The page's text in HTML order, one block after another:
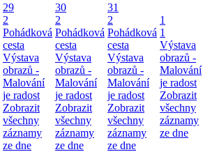
29
2
Pohádková
cesta
Výstava
obrazů -
Malování
je radost
Zobrazit
všechny
záznamy
ze dne
30
2
Pohádková
cesta
Výstava
obrazů -
Malování
je radost
Zobrazit
všechny
záznamy
ze dne
31
2
Pohádková
cesta
Výstava
obrazů -
Malování
je radost
Zobrazit
všechny
záznamy
ze dne
1
1
Výstava
obrazů -
Malování
je radost
Zobrazit
všechny
záznamy
ze dne